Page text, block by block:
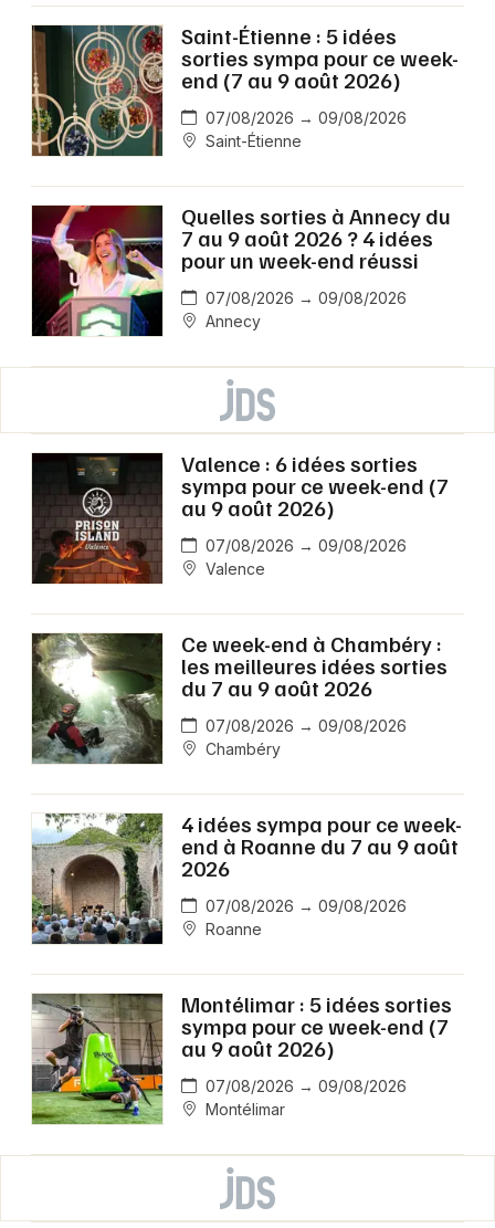
Saint-Étienne : 5 idées
sorties sympa pour ce week-
end (7 au 9 août 2026)
07/08/2026 → 09/08/2026
Saint-Étienne
Quelles sorties à Annecy du
7 au 9 août 2026 ? 4 idées
pour un week-end réussi
07/08/2026 → 09/08/2026
Annecy
Valence : 6 idées sorties
sympa pour ce week-end (7
au 9 août 2026)
07/08/2026 → 09/08/2026
Valence
Ce week-end à Chambéry :
les meilleures idées sorties
du 7 au 9 août 2026
07/08/2026 → 09/08/2026
Chambéry
4 idées sympa pour ce week-
end à Roanne du 7 au 9 août
2026
07/08/2026 → 09/08/2026
Roanne
Montélimar : 5 idées sorties
sympa pour ce week-end (7
au 9 août 2026)
07/08/2026 → 09/08/2026
Montélimar